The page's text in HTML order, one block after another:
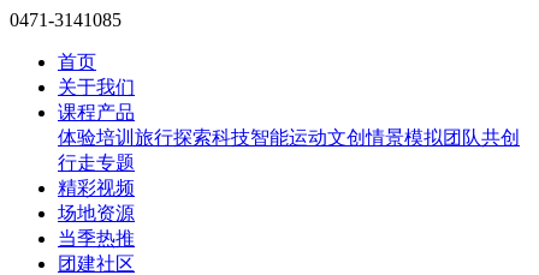
0471-3141085
首页
关于我们
课程产品
体验培训 旅行探索科技智能运动文创情景模拟团队共创
行走专题
精彩视频
场地资源
当季热推
团建社区